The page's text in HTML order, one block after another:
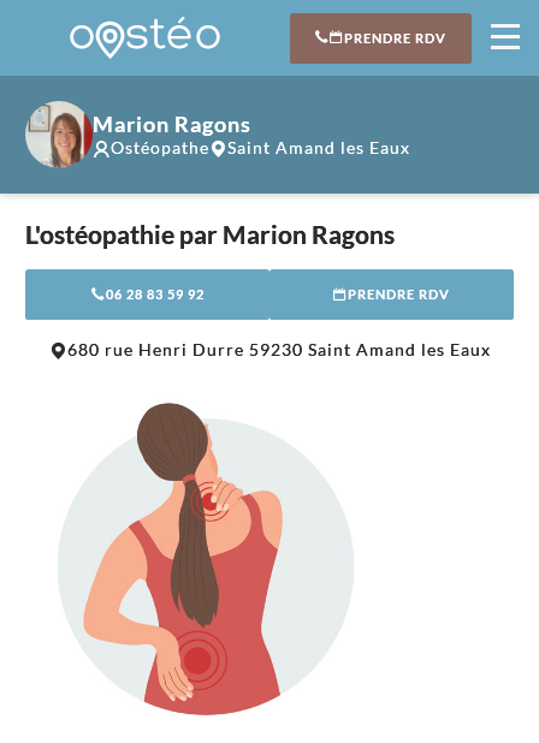
PRENDRE RDV
Marion Ragons
Ostéopathe Saint Amand les Eaux
L'ostéopathie par Marion Ragons
06 28 83 59 92 PRENDRE RDV
680 rue Henri Durre 59230 Saint Amand les Eaux